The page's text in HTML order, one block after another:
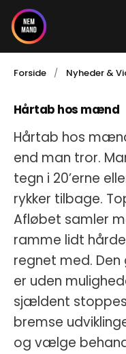
Gå
indholdet
Forside Nyheder &
Hårtab hos mænd
Hårtab hos
end man tror.
tegn i 20’erne
rykker tilbage.
Afløbet samler
ramme lidt
regnet med. Den
er uden
sjældent
bremse
og vælge